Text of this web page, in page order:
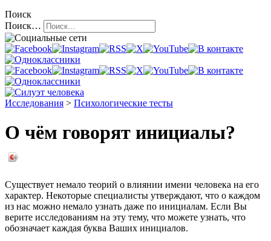
Поиск
Поиск…
Исследования > Психологические тесты
О чём говорят инициалы?
Существует немало теорий о влиянии имени человека на его
характер. Некоторые специалисты утверждают, что о каждом
из нас можно немало узнать даже по инициалам. Если Вы
верите исследованиям на эту тему, что можете узнать, что
обозначает каждая буква Ваших инициалов.